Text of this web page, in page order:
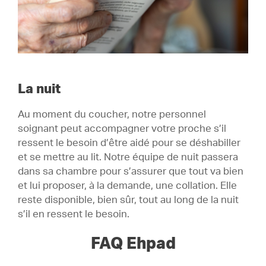
La nuit
Au moment du coucher, notre personnel
soignant peut accompagner votre proche s’il
ressent le besoin d’être aidé pour se déshabiller
et se mettre au lit. Notre équipe de nuit passera
dans sa chambre pour s’assurer que tout va bien
et lui proposer, à la demande, une collation. Elle
reste disponible, bien sûr, tout au long de la nuit
s’il en ressent le besoin.
FAQ Ehpad